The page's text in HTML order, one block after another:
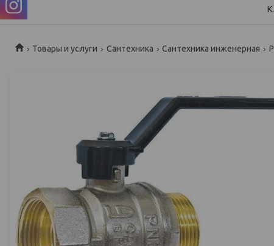
Товары и услуги Сантехника Сантехника инженерная